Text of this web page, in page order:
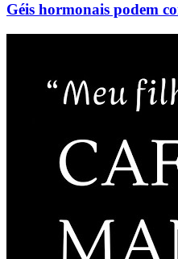
Géis hormonais podem